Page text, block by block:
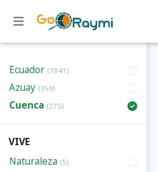
Ecuador (7841)
Azuay (359)
Cuenca (275)
VIVE
Naturaleza (5)